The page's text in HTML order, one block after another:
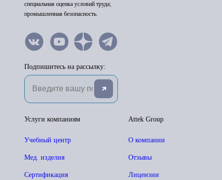
специальная оценка условий труда;
промышленная безопасность.
Подпишитесь на рассылку:
Attek Group
О компании
Отзывы
Лицензии
Услуги компаниям
Учебный центр
Мед. изделия
Сертификация